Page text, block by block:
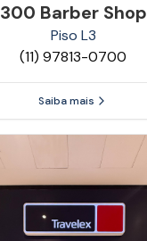
300 Barber Shop
Piso L3
(11) 97813-0700
Saiba mais